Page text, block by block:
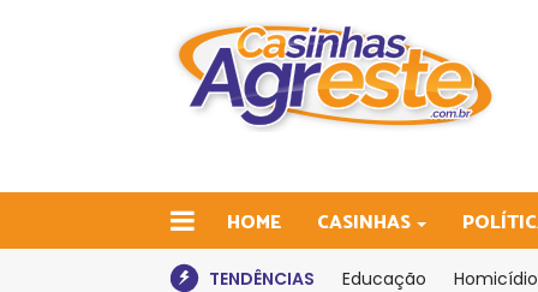
HOME CASINHAS
TENDÊNCIAS Educação Homicídio